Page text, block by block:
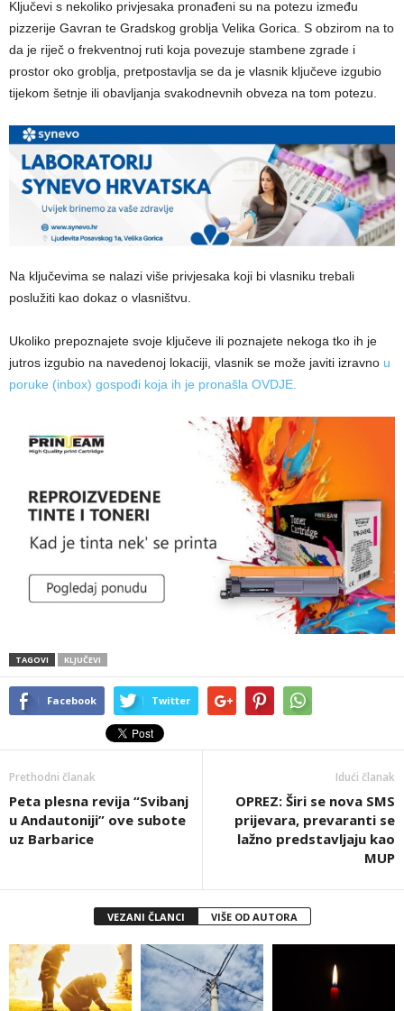
Ključevi s nekoliko privjesaka pronađeni su na potezu između
pizzerije Gavran te Gradskog groblja Velika Gorica. S obzirom na to
da je riječ o frekventnoj ruti koja povezuje stambene zgrade i
prostor oko groblja, pretpostavlja se da je vlasnik ključeve izgubio
tijekom šetnje ili obavljanja svakodnevnih obveza na tom potezu.
Na ključevima se nalazi više privjesaka koji bi vlasniku trebali
poslužiti kao dokaz o vlasništvu.
Ukoliko prepoznajete svoje ključeve ili poznajete nekoga tko ih je
jutros izgubio na navedenoj lokaciji, vlasnik se može javiti izravno u
poruke (inbox) gospođi koja ih je pronašla OVDJE.
TAGOVI KLJUČEVI
Facebook Twitter
Prethodni članak
Peta plesna revija “Svibanj
u Andautoniji” ove subote
uz Barbarice
Idući članak
OPREZ: Širi se nova SMS
prijevara, prevaranti se
lažno predstavljaju kao
MUP
VEZANI ČLANCI VIŠE OD AUTORA